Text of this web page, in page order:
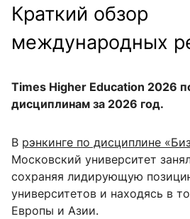
Краткий обзор
международных
Times Higher Education 2026
дисциплинам за 2026 год.
В рэнкинге по дисциплине
Московский университет
сохраняя лидирующую
университетов и находясь в
Европы и Азии.